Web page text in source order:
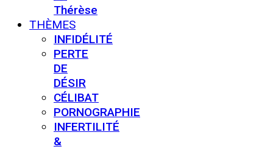
Thérèse
THÈMES
INFIDÉLITÉ
PERTE
DE
DÉSIR
CÉLIBAT
PORNOGRAPHIE
INFERTILITÉ
&